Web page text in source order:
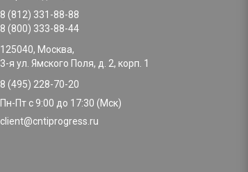
8 (812) 331-88-88
8 (800) 333-88-44
125040, Москва,
3-я ул. Ямского Поля, д. 2, корп. 1
8 (495) 228-70-20
Пн-Пт с 9:00 до 17:30 (Мск)
client@cntiprogress.ru